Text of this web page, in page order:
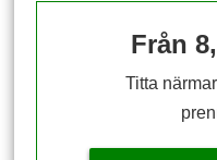
Från
Titta